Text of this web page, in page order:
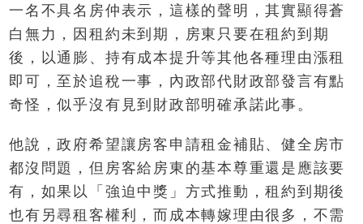
一名不具名房仲表示，這樣的聲明，其實顯得蒼
白無力，因租約未到期，房東只要在租約到期
後，以通膨、持有成本提升等其他各種理由漲租
即可，至於追稅一事，內政部代財政部發言有點
奇怪，似乎沒有見到財政部明確承諾此事。
他說，政府希望讓房客申請租金補貼、健全房市
都沒問題，但房客給房東的基本尊重還是應該要
有，如果以「強迫中獎」方式推動，租約到期後
也有另尋租客權利，而成本轉嫁理由很多，不需